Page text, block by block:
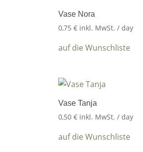
Vase Nora
0,75 € inkl. MwSt. / day
auf die Wunschliste
Vase Tanja
0,50 € inkl. MwSt. / day
auf die Wunschliste